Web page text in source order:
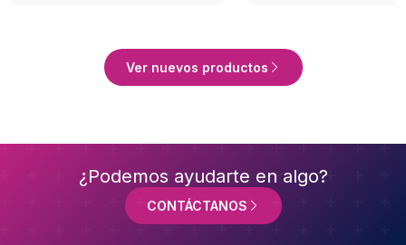
Ver nuevos productos
¿Podemos ayudarte en algo?
CONTÁCTANOS